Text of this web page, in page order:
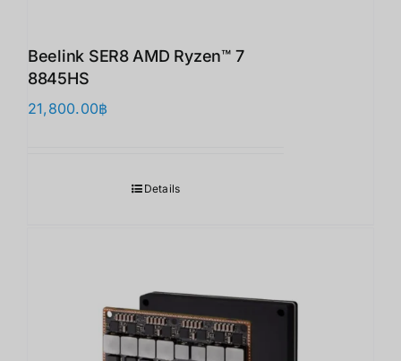
Beelink SER8 AMD Ryzen™ 7
8845HS
21,800.00฿
Details